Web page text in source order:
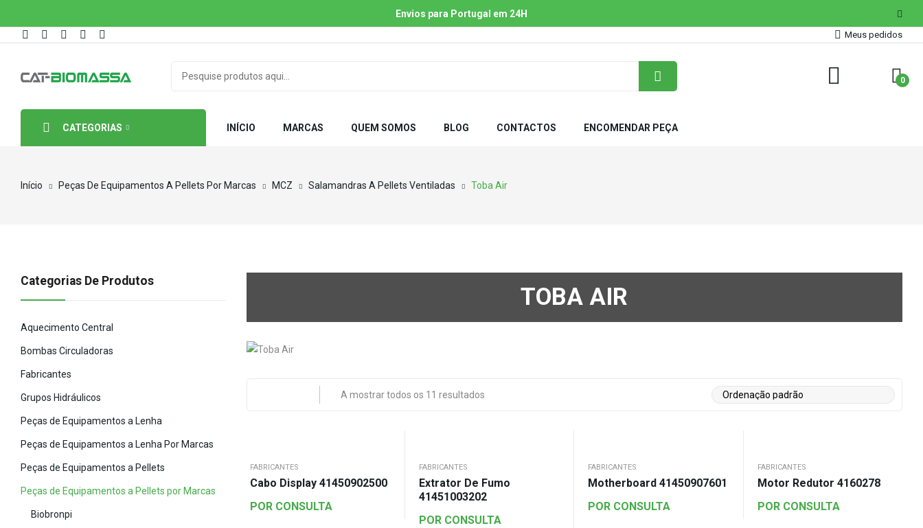
Envios para Portugal em 24H
Meus pedidos
0
CATEGORIAS INÍCIO MARCAS QUEM SOMOS BLOG CONTACTOS ENCOMENDAR PEÇA
Início Peças De Equipamentos A Pellets Por Marcas MCZ Salamandras A Pellets Ventiladas Toba Air
TOBA AIR
A mostrar todos os 11 resultados
FABRICANTES
Cabo Display 41450902500
POR CONSULTA
FABRICANTES
Extrator De Fumo
41451003202
POR CONSULTA
FABRICANTES
Motherboard 41450907601
POR CONSULTA
FABRICANTES
Motor Redutor 4160278
POR CONSULTA
Categorias De Produtos
Aquecimento Central
Bombas Circuladoras
Fabricantes
Grupos Hidráulicos
Peças de Equipamentos a Lenha
Peças de Equipamentos a Lenha Por Marcas
Peças de Equipamentos a Pellets
Peças de Equipamentos a Pellets por Marcas
Biobronpi